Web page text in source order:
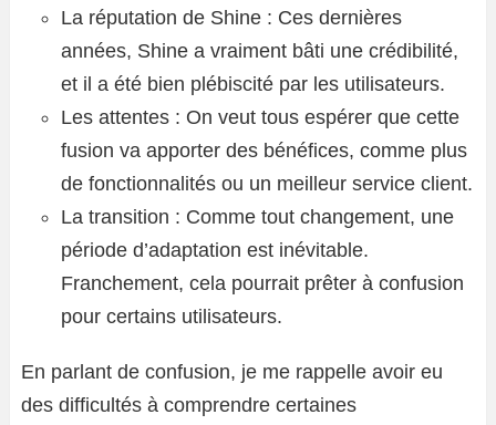
La réputation de Shine : Ces dernières
années, Shine a vraiment bâti une crédibilité,
et il a été bien plébiscité par les utilisateurs.
Les attentes : On veut tous espérer que cette
fusion va apporter des bénéfices, comme plus
de fonctionnalités ou un meilleur service client.
La transition : Comme tout changement, une
période d’adaptation est inévitable.
Franchement, cela pourrait prêter à confusion
pour certains utilisateurs.
En parlant de confusion, je me rappelle avoir eu
des difficultés à comprendre certaines